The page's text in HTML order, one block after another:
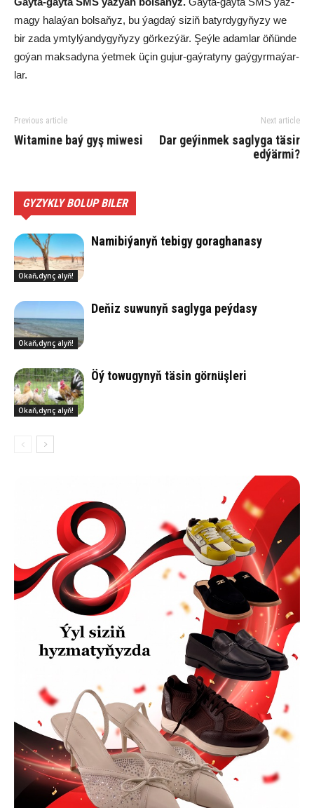
ma­gy ha­la­ýan bol­sa­ňyz, bu ýag­daý si­ziň ba­tyr­dy­gy­ňy­zy we
bir za­da ym­tyl­ýan­dy­gy­ňy­zy gör­kez­ýär. Şeý­le adam­lar öňün­de
go­ýan mak­sa­dy­na ýet­mek üçin gu­jur-gaý­ra­ty­ny gaý­gyr­ma­ýar­
lar.
Previous article
Witamine baý gyş miwesi
Next article
Dar ge­ýin­mek sag­ly­ga tä­sir
ed­ýär­mi?
GYZYKLY BOLUP BILER
Okaň,dynç alyň!
Na­mi­bi­ýa­nyň te­bi­gy go­rag­ha­na­sy
Okaň,dynç alyň!
De­ňiz su­wu­nyň sag­ly­ga peý­da­sy
Okaň,dynç alyň!
Öý to­wu­gynyň tä­sin gör­nüş­le­ri